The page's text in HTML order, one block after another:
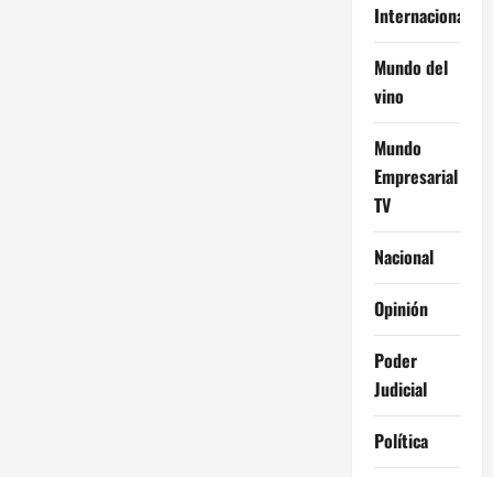
Internacional
Mundo del
vino
Mundo
Empresarial
TV
Nacional
Opinión
Poder
Judicial
Política